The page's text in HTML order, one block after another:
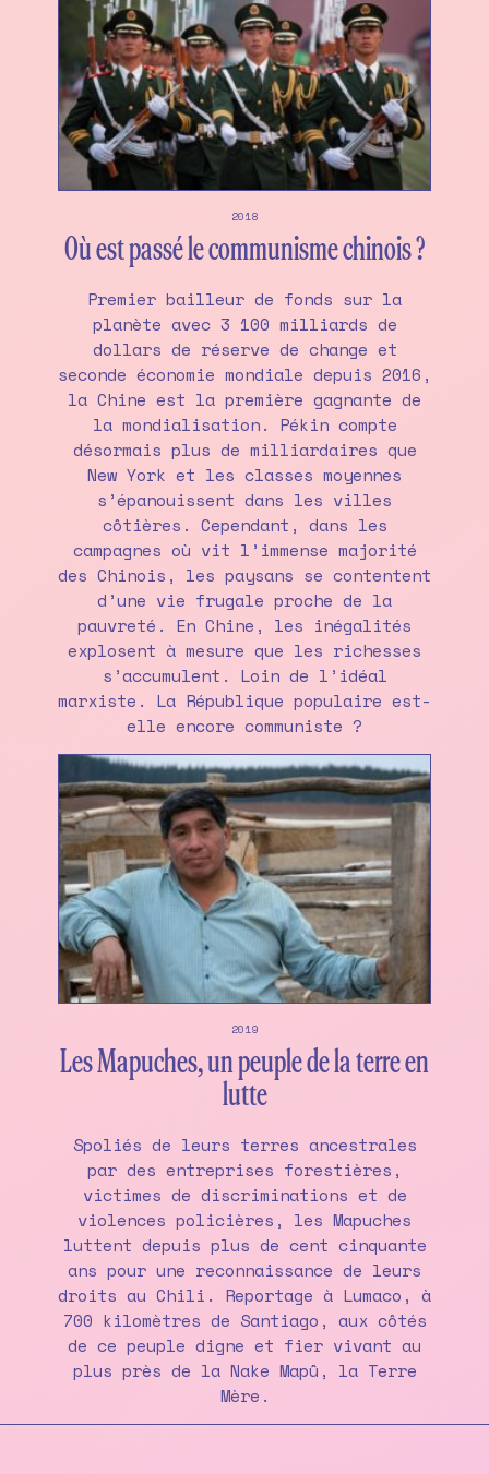
2018
Où est passé le communisme chinois ?
Premier bailleur de fonds sur la
planète avec 3 100 milliards de
dollars de réserve de change et
seconde économie mondiale depuis 2016,
la Chine est la première gagnante de
la mondialisation. Pékin compte
désormais plus de milliardaires que
New York et les classes moyennes
s’épanouissent dans les villes
côtières. Cependant, dans les
campagnes où vit l’immense majorité
des Chinois, les paysans se contentent
d’une vie frugale proche de la
pauvreté. En Chine, les inégalités
explosent à mesure que les richesses
s’accumulent. Loin de l’idéal
marxiste. La République populaire est-
elle encore communiste ?
2019
Les Mapuches, un peuple de la terre en
lutte
Spoliés de leurs terres ancestrales
par des entreprises forestières,
victimes de discriminations et de
violences policières, les Mapuches
luttent depuis plus de cent cinquante
ans pour une reconnaissance de leurs
droits au Chili. Reportage à Lumaco, à
700 kilomètres de Santiago, aux côtés
de ce peuple digne et fier vivant au
plus près de la Nake Mapû, la Terre
Mère.